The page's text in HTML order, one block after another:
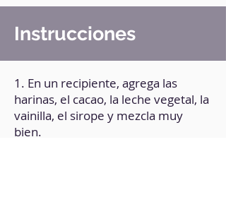
Instrucciones
1. En un recipiente, agrega las
harinas, el cacao, la leche vegetal, la
vainilla, el sirope y mezcla muy
bien.